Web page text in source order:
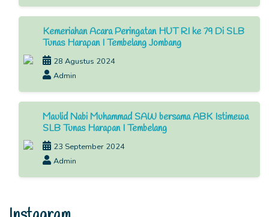
Kemeriahan Acara Peringatan HUT RI ke 79 Di SLB
Tunas Harapan I Tembelang Jombang
28 Agustus 2024
Admin
Maulid Nabi Muhammad SAW bersama ABK Istimewa
SLB Tunas Harapan I Tembelang
23 September 2024
Admin